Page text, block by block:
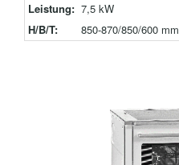
Leistung: 7,5 kW
H/B/T:
850-870/850/600 mm